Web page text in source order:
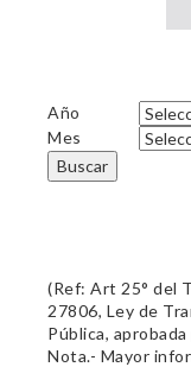
Año
Mes
Buscar
(Ref: Art 25° del
27806, Ley de
Pública,
Nota.- Mayor